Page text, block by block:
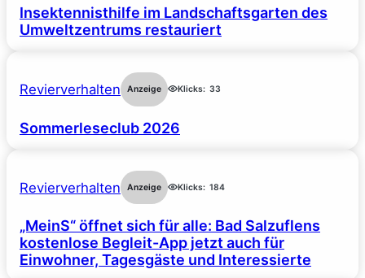
Insektennisthilfe im Landschaftsgarten des
Umweltzentrums restauriert
Revierverhalten Anzeige Klicks: 33
Sommerleseclub 2026
Revierverhalten Anzeige Klicks: 184
„MeinS“ öffnet sich für alle: Bad Salzuflens
kostenlose Begleit-App jetzt auch für
Einwohner, Tagesgäste und Interessierte